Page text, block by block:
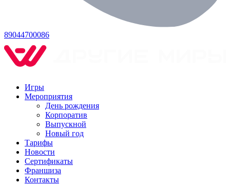
89044700086
Игры
Мероприятия
День рождения
Корпоратив
Выпускной
Новый год
Тарифы
Новости
Сертификаты
Франшиза
Контакты